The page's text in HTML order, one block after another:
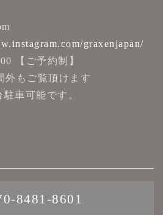
graxenjapan/
【ご予約制】
外もご覧頂けます
台駐車可能です。
8481-8601